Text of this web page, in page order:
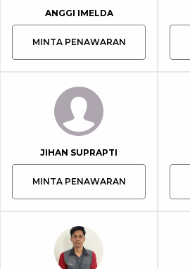
ANGGI IMELDA
MINTA PENAWARAN
JIHAN SUPRAPTI
MINTA PENAWARAN